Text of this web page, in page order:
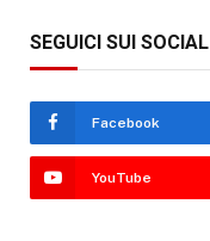
SEGUICI SUI SOCIAL
Facebook
YouTube